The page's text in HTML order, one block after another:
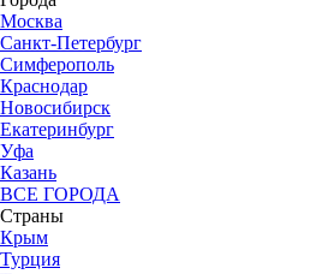
Москва
Санкт-Петербург
Симферополь
Краснодар
Новосибирск
Екатеринбург
Уфа
Казань
ВСЕ ГОРОДА
Страны
Крым
Турция